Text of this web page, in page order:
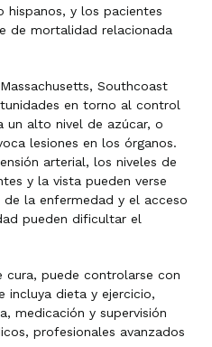
hispanos, y los pacientes
de mortalidad relacionada
Southcoast
en torno al control
un alto nivel de azúcar, o
lesiones en los órganos.
arterial, los niveles de
y la vista pueden verse
la enfermedad y el acceso
pueden dificultar el
cura, puede controlarse con
incluya dieta y ejercicio,
medicación y supervisión
profesionales avanzados